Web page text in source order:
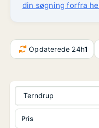
din søgning forfra
Opdaterede 24h1
Terndrup
Pris